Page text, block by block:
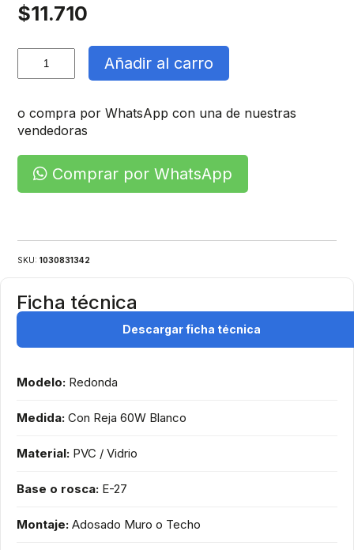
$11.710
Foco
cantidad
Añadir al carro
o compra por WhatsApp con una de nuestras
vendedoras
Comprar por WhatsApp
SKU:1030831342
Ficha técnica
Descargar ficha técnica
Modelo: Redonda
Medida: Con Reja 60W Blanco
Material: PVC / Vidrio
Base o rosca: E-27
Montaje: Adosado Muro o Techo